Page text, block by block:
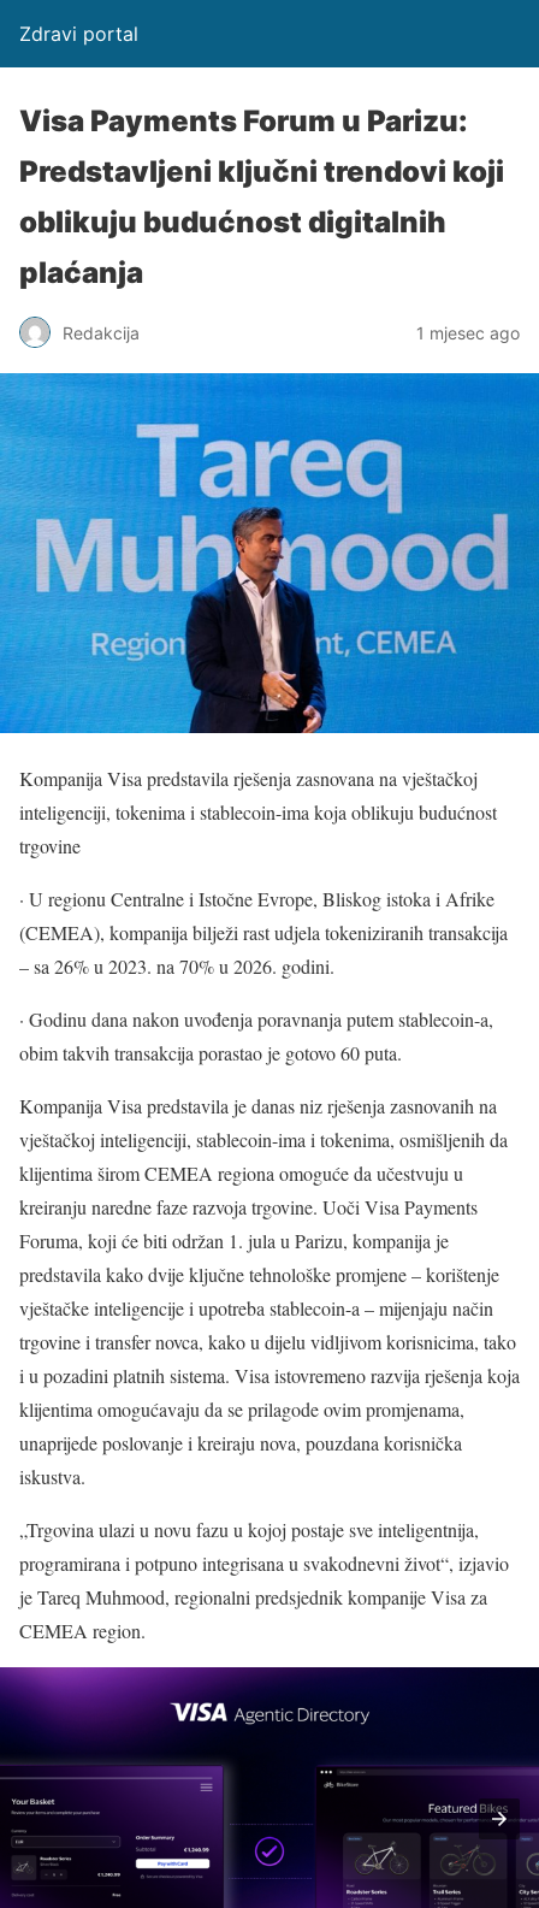
Zdravi portal
Visa Payments Forum u Parizu:
Predstavljeni ključni trendovi koji
oblikuju budućnost digitalnih
plaćanja
Redakcija 1 mjesec ago
Kompanija Visa predstavila rješenja zasnovana na vještačkoj
inteligenciji, tokenima i stablecoin-ima koja oblikuju budućnost
trgovine
· U regionu Centralne i Istočne Evrope, Bliskog istoka i Afrike
(CEMEA), kompanija bilježi rast udjela tokeniziranih transakcija
– sa 26% u 2023. na 70% u 2026. godini.
· Godinu dana nakon uvođenja poravnanja putem stablecoin-a,
obim takvih transakcija porastao je gotovo 60 puta.
Kompanija Visa predstavila je danas niz rješenja zasnovanih na
vještačkoj inteligenciji, stablecoin-ima i tokenima, osmišljenih da
klijentima širom CEMEA regiona omoguće da učestvuju u
kreiranju naredne faze razvoja trgovine. Uoči Visa Payments
Foruma, koji će biti održan 1. jula u Parizu, kompanija je
predstavila kako dvije ključne tehnološke promjene – korištenje
vještačke inteligencije i upotreba stablecoin-a – mijenjaju način
trgovine i transfer novca, kako u dijelu vidljivom korisnicima, tako
i u pozadini platnih sistema. Visa istovremeno razvija rješenja koja
klijentima omogućavaju da se prilagode ovim promjenama,
unaprijede poslovanje i kreiraju nova, pouzdana korisnička
iskustva.
„Trgovina ulazi u novu fazu u kojoj postaje sve inteligentnija,
programirana i potpuno integrisana u svakodnevni život“, izjavio
je Tareq Muhmood, regionalni predsjednik kompanije Visa za
CEMEA region.